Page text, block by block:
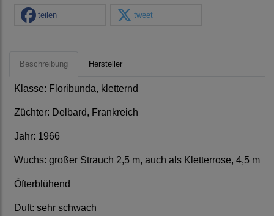
teilen tweet
Beschreibung Hersteller
Klasse: Floribunda, kletternd
Züchter: Delbard, Frankreich
Jahr: 1966
Wuchs: großer Strauch 2,5 m, auch als Kletterrose, 4,5 m
Öfterblühend
Duft: sehr schwach